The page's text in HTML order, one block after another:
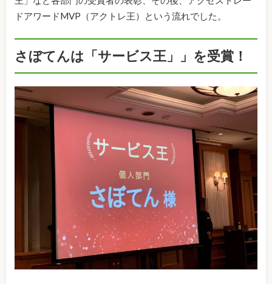
ドアワードMVP（アクトレ王）という流れでした。
さぼてんは「サービス王」」を受賞！